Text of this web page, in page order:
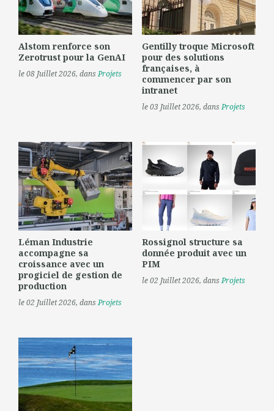
Alstom renforce son
Zerotrust pour la GenAI
le 08 Juillet 2026, dansProjets
Gentilly troque Microsoft
pour des solutions
françaises, à
commencer par son
intranet
le 03 Juillet 2026, dansProjets
Léman Industrie
accompagne sa
croissance avec un
progiciel de gestion de
production
le 02 Juillet 2026, dansProjets
Rossignol structure sa
donnée produit avec un
PIM
le 02 Juillet 2026, dansProjets